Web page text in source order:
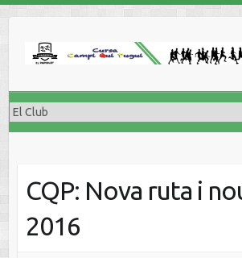
CQP: Nova ruta i
2016